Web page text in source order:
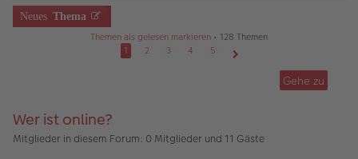
tr
a
e
n
er
n
g
tr
a
g
Neues Thema
Themen als gelesen markieren • 128 Themen
1
2 3 4
5
Gehe zu
Wer ist online?
Mitglieder in diesem Forum: 0 Mitglieder und 11 Gäste